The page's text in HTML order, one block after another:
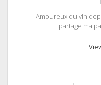
Amoureux du vin
partage ma